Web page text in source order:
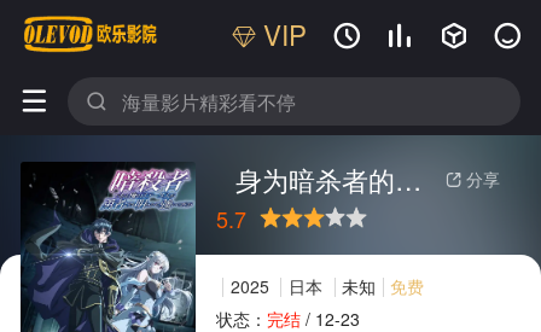
VIP    
 
 分享
身为暗杀者的我明显比勇者还强
5.7
很差较差还行 推荐力荐
2025 日本 未知
免费
状态： 完结/ 12-23